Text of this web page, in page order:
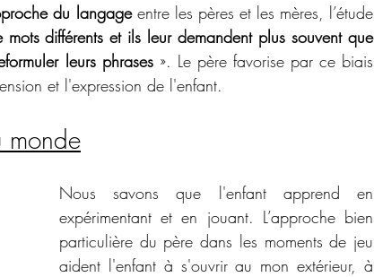
du langage entre les pères et les mères, l’étude
différents et ils leur demandent plus souvent que
leurs phrases ». Le père favorise par ce biais
et l'expression de l'enfant.
monde
Nous savons que l'enfant apprend en
expérimentant et en jouant. L’approche bien
particulière du père dans les moments de jeu
aident l'enfant à s'ouvrir au mon extérieur, à